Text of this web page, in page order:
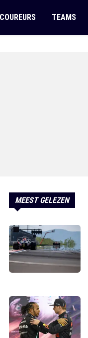
COUREURS TEAMS
MEEST GELEZEN